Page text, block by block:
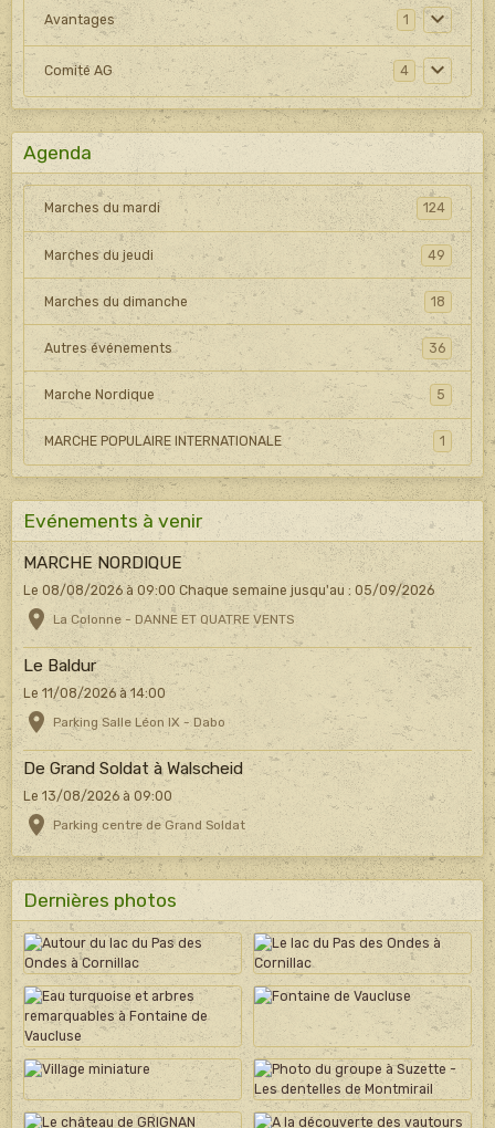
Avantages 1
Comité AG 4
Agenda
Marches du mardi 124
Marches du jeudi 49
Marches du dimanche 18
Autres événements 36
Marche Nordique 5
MARCHE POPULAIRE INTERNATIONALE 1
Evénements à venir
MARCHE NORDIQUE
Le 08/08/2026 à 09:00 Chaque semaine jusqu'au : 05/09/2026
La Colonne - DANNE ET QUATRE VENTS
Le Baldur
Le 11/08/2026 à 14:00
Parking Salle Léon IX - Dabo
De Grand Soldat à Walscheid
Le 13/08/2026 à 09:00
Parking centre de Grand Soldat
Dernières photos